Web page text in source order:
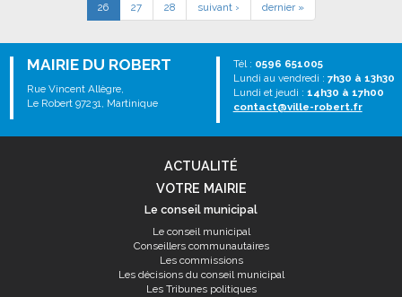
26 27 28 suivant › dernier »
MAIRIE DU ROBERT
Rue Vincent Allègre,
Le Robert 97231, Martinique
Tél : 0596 651005
Lundi au vendredi : 7h30 à 13h30
Lundi et jeudi : 14h30 à 17h00
contact@ville-robert.fr
ACTUALITÉ
VOTRE MAIRIE
Le conseil municipal
Le conseil municipal
Conseillers communautaires
Les commissions
Les décisions du conseil municipal
Les Tribunes politiques